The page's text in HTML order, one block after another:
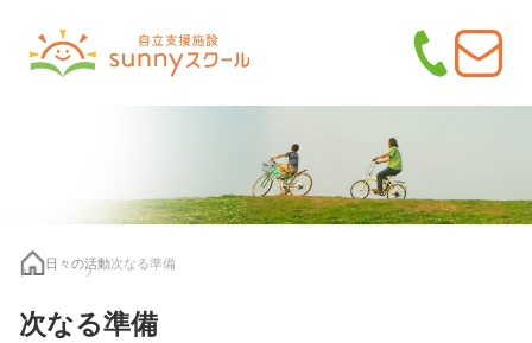
日々の活動次なる準備
次なる準備